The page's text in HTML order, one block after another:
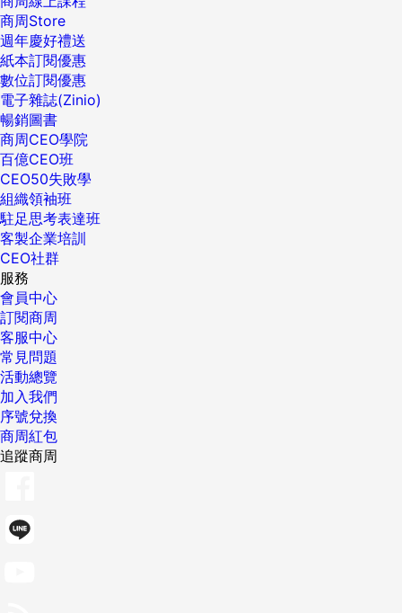
商周Store
週年慶好禮送
紙本訂閱優惠
數位訂閱優惠
電子雜誌(Zinio)
暢銷圖書
商周CEO學院
百億CEO班
CEO50失敗學
組織領袖班
駐足思考表達班
客製企業培訓
CEO社群
服務
會員中心
訂閱商周
客服中心
常見問題
活動總覽
加入我們
序號兌換
商周紅包
追蹤商周